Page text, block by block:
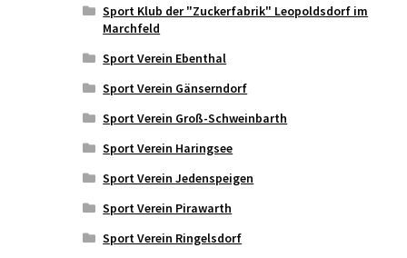
Sport Klub der "Zuckerfabrik" Leopoldsdorf im
Marchfeld
Sport Verein Ebenthal
Sport Verein Gänserndorf
Sport Verein Groß-Schweinbarth
Sport Verein Haringsee
Sport Verein Jedenspeigen
Sport Verein Pirawarth
Sport Verein Ringelsdorf